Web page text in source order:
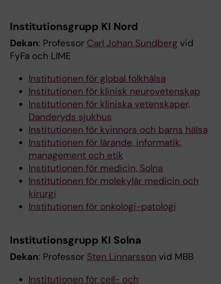
Institutionsgrupp KI Nord
Dekan: Professor Carl Johan Sundberg vid
FyFa och LIME
Institutionen för global folkhälsa
Institutionen för klinisk neurovetenskap
Institutionen för kliniska vetenskaper,
Danderyds sjukhus
Institutionen för kvinnors och barns hälsa
Institutionen för lärande, informatik,
management och etik
Institutionen för medicin, Solna
Institutionen för molekylär medicin och
kirurgi
Institutionen för onkologi-patologi
Institutionsgrupp KI Solna
Dekan: Professor Sten Linnarsson vid MBB
Institutionen för cell- och